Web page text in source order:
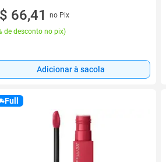
66,41
no Pix
de desconto no pix)
Adicionar à sacola
Full